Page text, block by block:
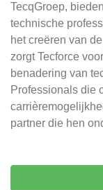
TecqGroep,
technische
het creëren van
zorgt Tecforce
benadering van
Professionals die
partner die hen